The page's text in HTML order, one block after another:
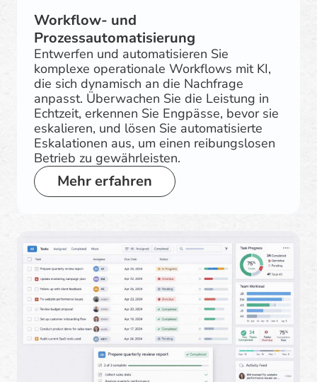
Workflow- und
Prozessautomatisierung
Entwerfen und automatisieren Sie
komplexe operationale Workflows mit KI,
die sich dynamisch an die Nachfrage
anpasst. Überwachen Sie die Leistung in
Echtzeit, erkennen Sie Engpässe, bevor sie
eskalieren, und lösen Sie automatisierte
Eskalationen aus, um einen reibungslosen
Betrieb zu gewährleisten.
Mehr erfahren